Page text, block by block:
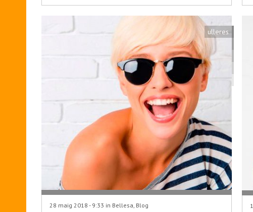
ulleres
28 maig 2018 - 9:33 in Bellesa, Blog